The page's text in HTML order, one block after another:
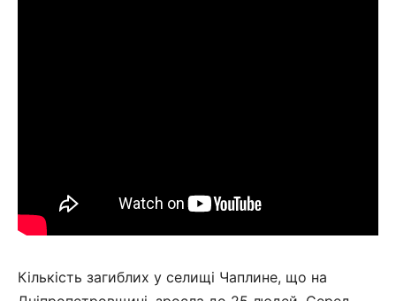
Кількість загиблих у селищі Чаплине, що на